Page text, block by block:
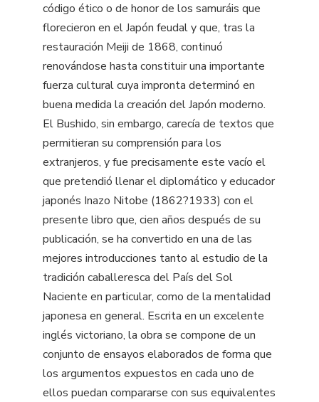
código ético o de honor de los samuráis que
florecieron en el Japón feudal y que, tras la
restauración Meiji de 1868, continuó
renovándose hasta constituir una importante
fuerza cultural cuya impronta determinó en
buena medida la creación del Japón moderno.
El Bushido, sin embargo, carecía de textos que
permitieran su comprensión para los
extranjeros, y fue precisamente este vacío el
que pretendió llenar el diplomático y educador
japonés Inazo Nitobe (1862?1933) con el
presente libro que, cien años después de su
publicación, se ha convertido en una de las
mejores introducciones tanto al estudio de la
tradición caballeresca del País del Sol
Naciente en particular, como de la mentalidad
japonesa en general. Escrita en un excelente
inglés victoriano, la obra se compone de un
conjunto de ensayos elaborados de forma que
los argumentos expuestos en cada uno de
ellos puedan compararse con sus equivalentes